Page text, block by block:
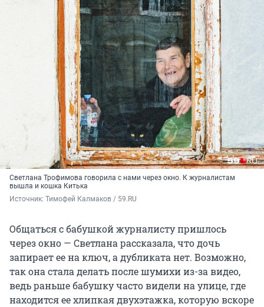
Светлана Трофимова говорила с нами через окно. К журналистам
вышла и кошка Китька
Источник: Тимофей Калмаков / 59.RU
Общаться с бабушкой журналисту пришлось
через окно — Светлана рассказала, что дочь
запирает ее на ключ, а дубликата нет. Возможно,
так она стала делать после шумихи из-за видео,
ведь раньше бабушку часто видели на улице, где
находится ее хлипкая двухэтажка, которую вскоре